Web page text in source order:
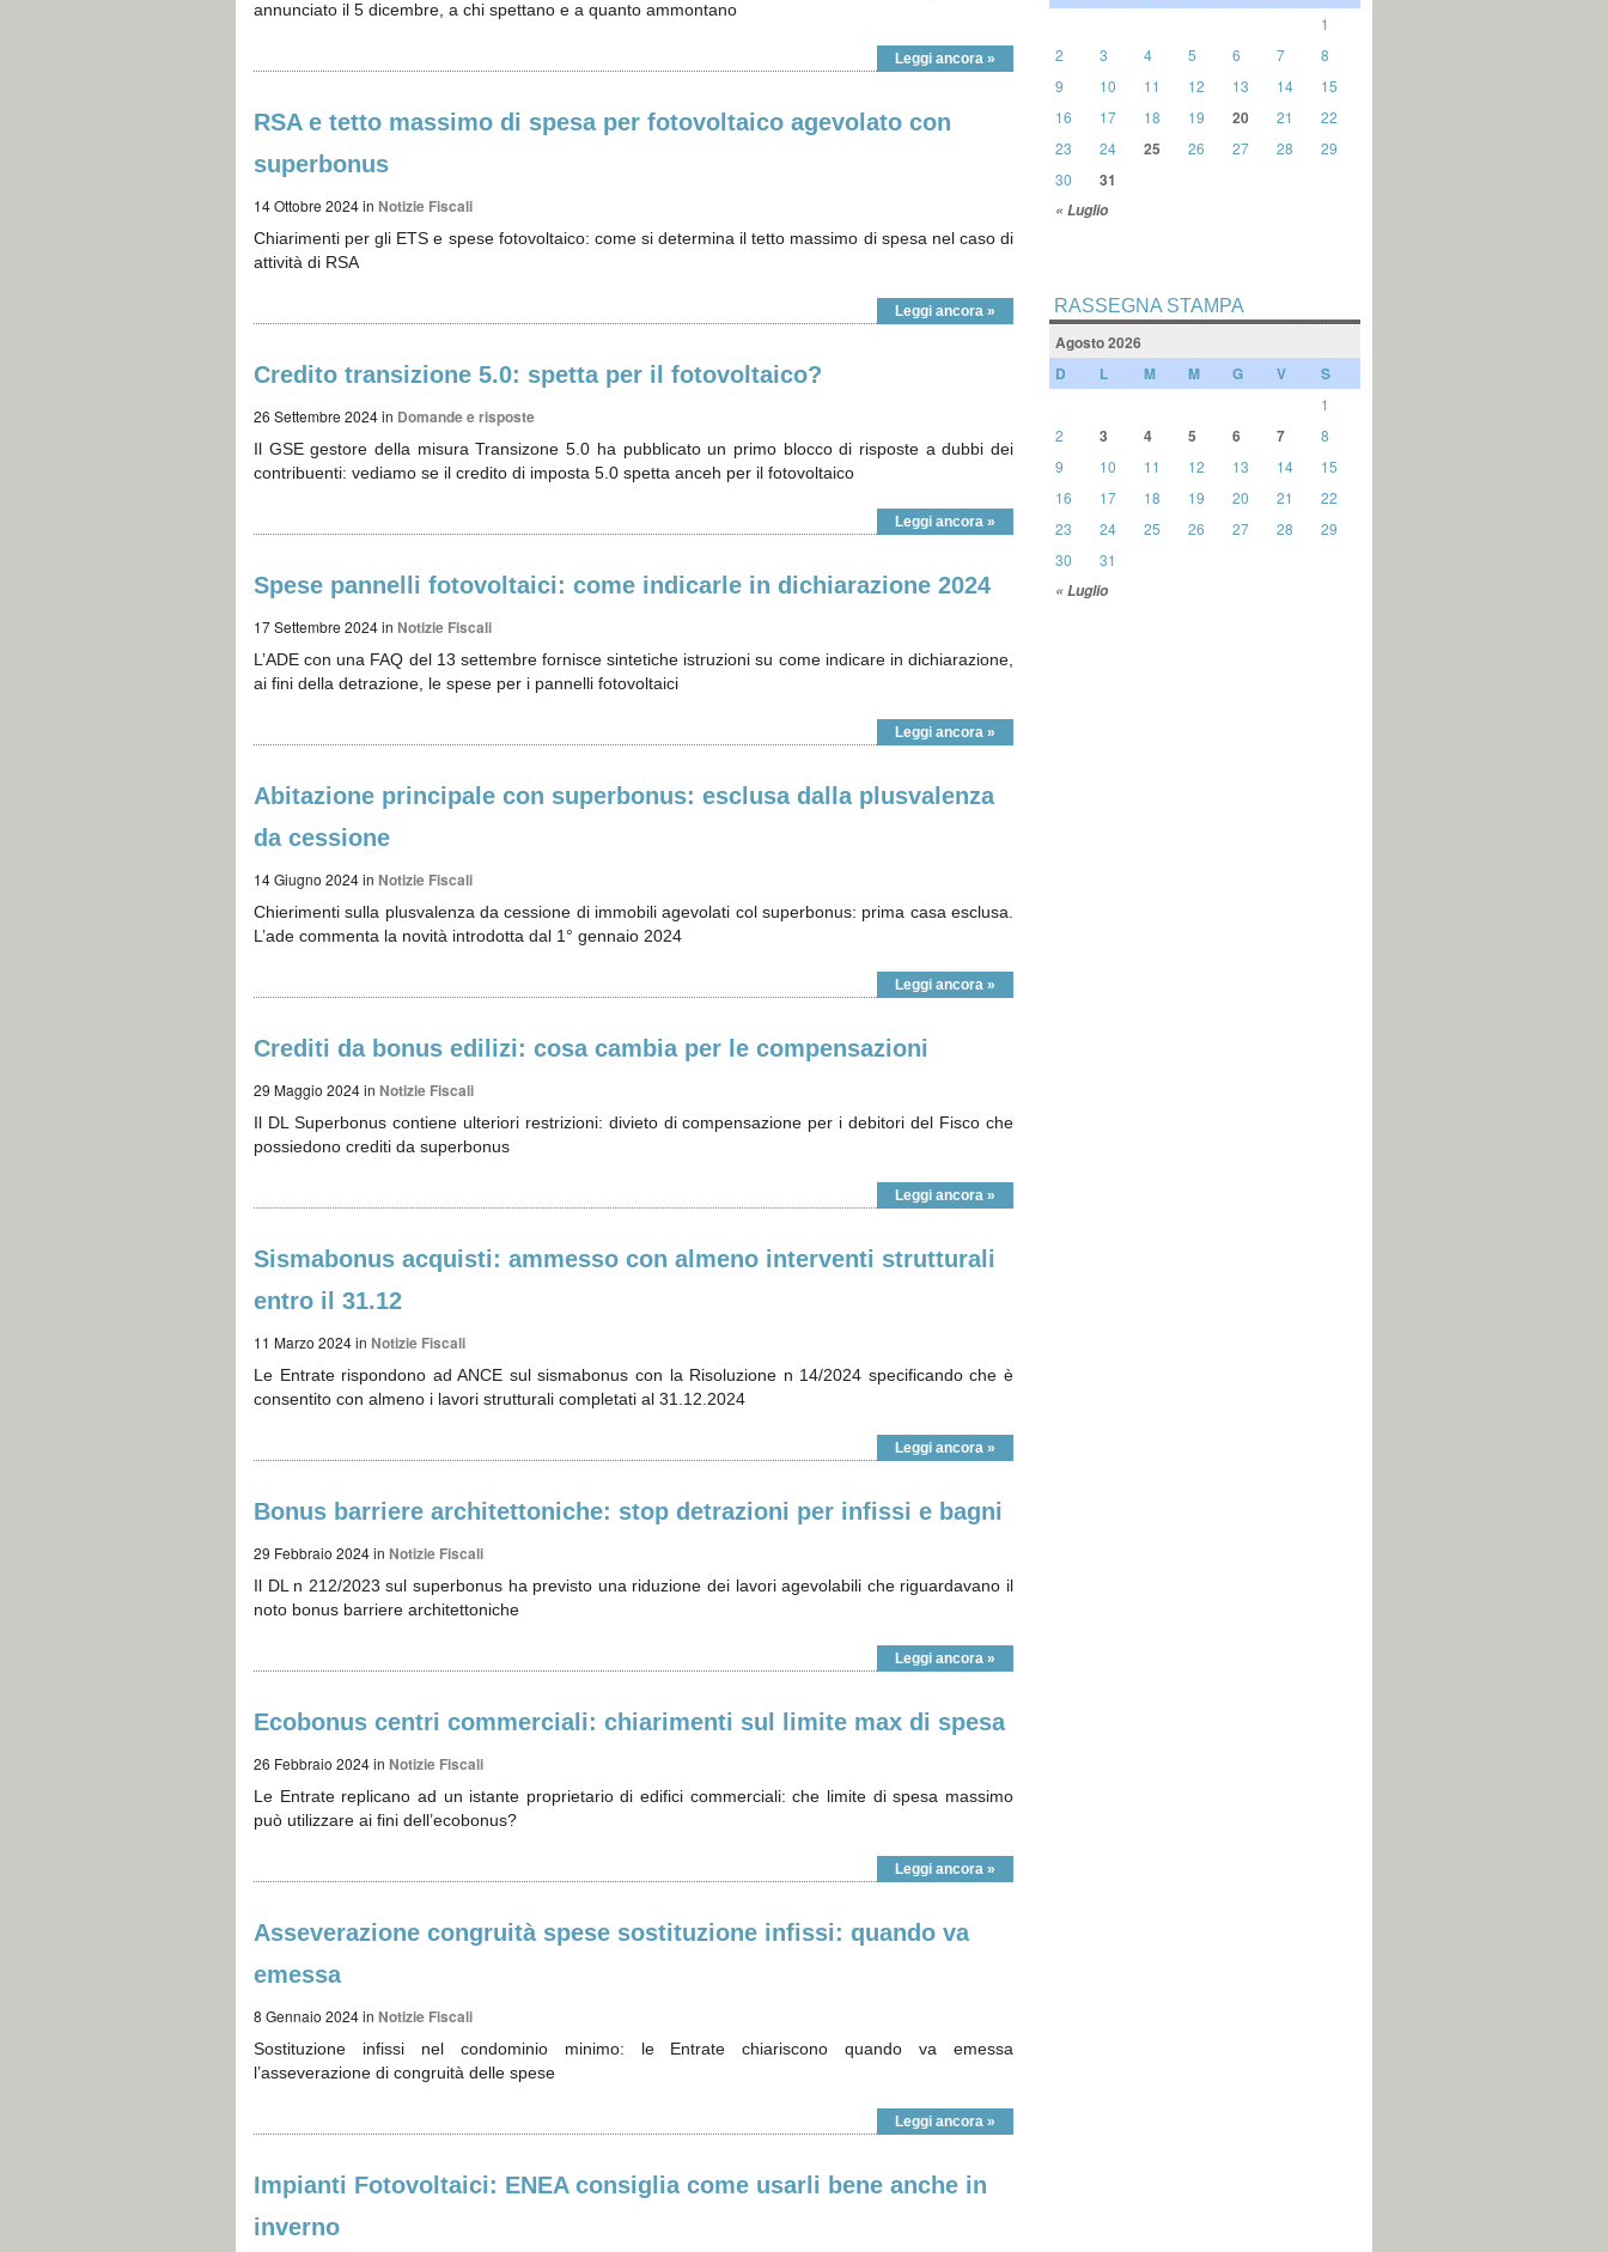
annunciato il 5 dicembre, a chi spettano e a quanto ammontano
Leggi ancora »
RSA e tetto massimo di spesa per fotovoltaico agevolato con
superbonus
14 Ottobre 2024in Notizie Fiscali
Chiarimenti per gli ETS e spese fotovoltaico: come si determina il tetto massimo di spesa nel caso di
attività di RSA
Leggi ancora »
Credito transizione 5.0: spetta per il fotovoltaico?
26 Settembre 2024in Domande e risposte
Il GSE gestore della misura Transizone 5.0 ha pubblicato un primo blocco di risposte a dubbi dei
contribuenti: vediamo se il credito di imposta 5.0 spetta anceh per il fotovoltaico
Leggi ancora »
Spese pannelli fotovoltaici: come indicarle in dichiarazione 2024
17 Settembre 2024in Notizie Fiscali
L’ADE con una FAQ del 13 settembre fornisce sintetiche istruzioni su come indicare in dichiarazione,
ai fini della detrazione, le spese per i pannelli fotovoltaici
Leggi ancora »
Abitazione principale con superbonus: esclusa dalla plusvalenza
da cessione
14 Giugno 2024in Notizie Fiscali
Chierimenti sulla plusvalenza da cessione di immobili agevolati col superbonus: prima casa esclusa.
L’ade commenta la novità introdotta dal 1° gennaio 2024
Leggi ancora »
Crediti da bonus edilizi: cosa cambia per le compensazioni
29 Maggio 2024in Notizie Fiscali
Il DL Superbonus contiene ulteriori restrizioni: divieto di compensazione per i debitori del Fisco che
possiedono crediti da superbonus
Leggi ancora »
Sismabonus acquisti: ammesso con almeno interventi strutturali
entro il 31.12
11 Marzo 2024in Notizie Fiscali
Le Entrate rispondono ad ANCE sul sismabonus con la Risoluzione n 14/2024 specificando che è
consentito con almeno i lavori strutturali completati al 31.12.2024
Leggi ancora »
Bonus barriere architettoniche: stop detrazioni per infissi e bagni
29 Febbraio 2024in Notizie Fiscali
Il DL n 212/2023 sul superbonus ha previsto una riduzione dei lavori agevolabili che riguardavano il
noto bonus barriere architettoniche
Leggi ancora »
Ecobonus centri commerciali: chiarimenti sul limite max di spesa
26 Febbraio 2024in Notizie Fiscali
Le Entrate replicano ad un istante proprietario di edifici commerciali: che limite di spesa massimo
può utilizzare ai fini dell’ecobonus?
Leggi ancora »
Asseverazione congruità spese sostituzione infissi: quando va
emessa
8 Gennaio 2024in Notizie Fiscali
Sostituzione infissi nel condominio minimo: le Entrate chiariscono quando va emessa
l’asseverazione di congruità delle spese
Leggi ancora »
Impianti Fotovoltaici: ENEA consiglia come usarli bene anche in
inverno
« Luglio
1
2
3 4 5 6 7
8
9
10 11 12 13 14
15
16
17 18 19 20 21
22
23
24 25 26 27 28
29
30
31
RASSEGNA STAMPA
Agosto 2026
D
L M M G V S
« Luglio
1
2
3 4 5 6 7
8
9
10 11 12 13 14
15
16
17 18 19 20 21
22
23
24 25 26 27 28
29
30
31